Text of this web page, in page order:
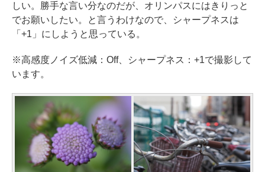
しい。勝手な言い分なのだが、オリンパスにはきりっと
でお願いしたい。と言うわけなので、シャープネスは
「+1」にしようと思っている。
※高感度ノイズ低減：Off、シャープネス：+1で撮影して
います。